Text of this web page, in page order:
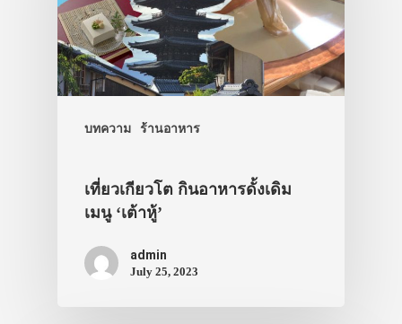
บทความ ร้านอาหาร
เที่ยวเกียวโต กินอาหารดั้งเดิม
เมนู ‘เต้าหู้’
admin
July 25, 2023
ประเทศญี่ปุ่น
เที่ยวญี่ปุ่นด้ว
เดินทาง